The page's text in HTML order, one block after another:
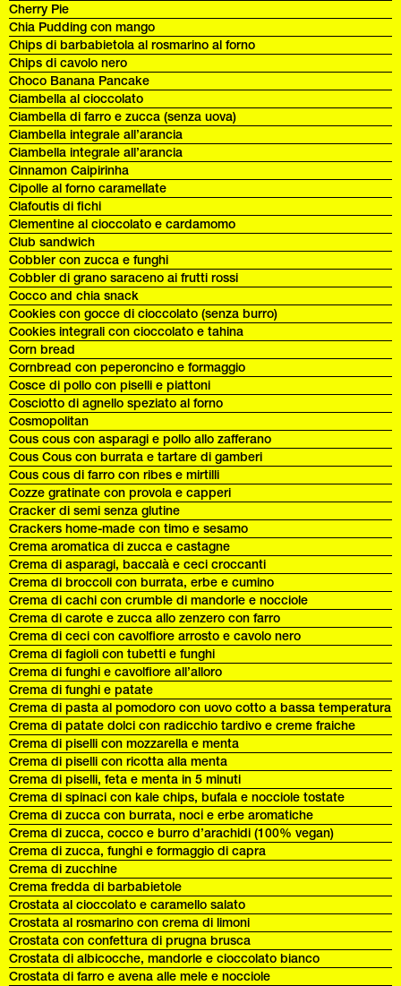
Cherry Pie
Chia Pudding con mango
Chips di barbabietola al rosmarino al forno
Chips di cavolo nero
Choco Banana Pancake
Ciambella al cioccolato
Ciambella di farro e zucca (senza uova)
Ciambella integrale all’arancia
Ciambella integrale all’arancia
Cinnamon Caipirinha
Cipolle al forno caramellate
Clafoutis di fichi
Clementine al cioccolato e cardamomo
Club sandwich
Cobbler con zucca e funghi
Cobbler di grano saraceno ai frutti rossi
Cocco and chia snack
Cookies con gocce di cioccolato (senza burro)
Cookies integrali con cioccolato e tahina
Corn bread
Cornbread con peperoncino e formaggio
Cosce di pollo con piselli e piattoni
Cosciotto di agnello speziato al forno
Cosmopolitan
Cous cous con asparagi e pollo allo zafferano
Cous Cous con burrata e tartare di gamberi
Cous cous di farro con ribes e mirtilli
Cozze gratinate con provola e capperi
Cracker di semi senza glutine
Crackers home-made con timo e sesamo
Crema aromatica di zucca e castagne
Crema di asparagi, baccalà e ceci croccanti
Crema di broccoli con burrata, erbe e cumino
Crema di cachi con crumble di mandorle e nocciole
Crema di carote e zucca allo zenzero con farro
Crema di ceci con cavolfiore arrosto e cavolo nero
Crema di fagioli con tubetti e funghi
Crema di funghi e cavolfiore all’alloro
Crema di funghi e patate
Crema di pasta al pomodoro con uovo cotto a bassa temperatura
Crema di patate dolci con radicchio tardivo e creme fraiche
Crema di piselli con mozzarella e menta
Crema di piselli con ricotta alla menta
Crema di piselli, feta e menta in 5 minuti
Crema di spinaci con kale chips, bufala e nocciole tostate
Crema di zucca con burrata, noci e erbe aromatiche
Crema di zucca, cocco e burro d’arachidi (100% vegan)
Crema di zucca, funghi e formaggio di capra
Crema di zucchine
Crema fredda di barbabietole
Crostata al cioccolato e caramello salato
Crostata al rosmarino con crema di limoni
Crostata con confettura di prugna brusca
Crostata di albicocche, mandorle e cioccolato bianco
Crostata di farro e avena alle mele e nocciole